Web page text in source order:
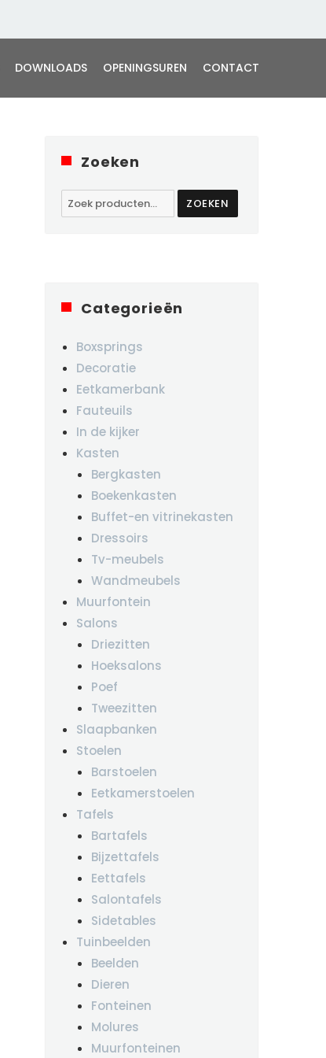
DOWNLOADS OPENINGSUREN CONTACT
Zoeken
Zoeken
naar:
ZOEKEN
Categorieën
Boxsprings
Decoratie
Eetkamerbank
Fauteuils
In de kijker
Kasten
Bergkasten
Boekenkasten
Buffet-en vitrinekasten
Dressoirs
Tv-meubels
Wandmeubels
Muurfontein
Salons
Driezitten
Hoeksalons
Poef
Tweezitten
Slaapbanken
Stoelen
Barstoelen
Eetkamerstoelen
Tafels
Bartafels
Bijzettafels
Eettafels
Salontafels
Sidetables
Tuinbeelden
Beelden
Dieren
Fonteinen
Molures
Muurfonteinen